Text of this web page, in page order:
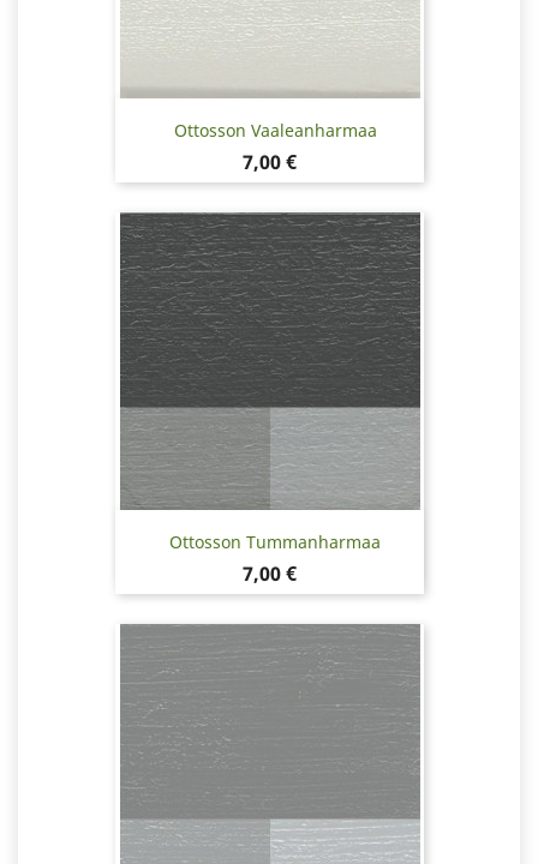
Ottosson Vaaleanharmaa
Hinta
7,00 €
Ottosson Tummanharmaa
Hinta
7,00 €